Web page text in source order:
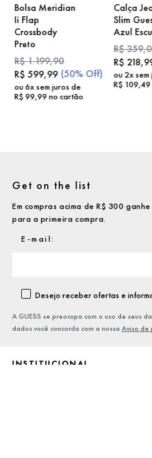
Bolsa Meridian
Ii Flap
Crossbody
Preto
R$1.199,90
R$ 599,99 (50% Off)
ou 6x sem juros de
R$ 99,99no cartão
Calça
Slim
Azul
R$359,
R$ 218,
ou2x
R$ 109,49
INSTITUCIONAL
Get on the list
Em compras acima de R$ 300
para a primeira compra.
Desejo receber ofertas e
A GUESS se preocupa com o uso de seus
dados você concorda com a nossa Aviso de